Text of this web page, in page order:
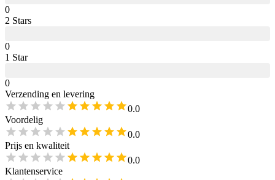
0
2 Stars
0
1 Star
0
Verzending en levering
0.0
Voordelig
0.0
Prijs en kwaliteit
0.0
Klantenservice